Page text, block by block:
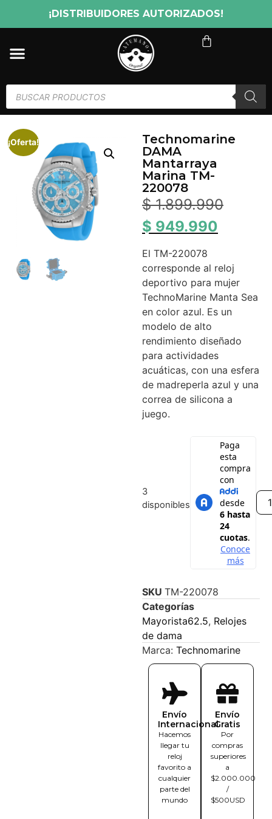
¡DISTRIBUIDORES AUTORIZADOS!
¡Oferta!
Technomarine
DAMA
Mantarraya
Marina TM-
220078
$1.899.990
$ 949.990
El TM-220078
corresponde al reloj
deportivo para mujer
TechnoMarine Manta Sea
en color azul. Es un
modelo de alto
rendimiento diseñado
para actividades
acuáticas, con una esfera
de madreperla azul y una
correa de silicona a
juego.
3
disponibles
SKU TM-220078
Categorías
Mayorista62.5, Relojes
de dama
Marca: Technomarine
Envío
Internacional
Hacemos
llegar tu
reloj
favorito a
cualquier
parte del
mundo
Envío
Gratis
Por
compras
superiores
a
$2.000.000
/
$500USD